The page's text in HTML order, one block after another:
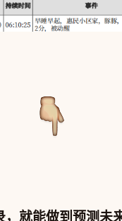
，就能做到预测未